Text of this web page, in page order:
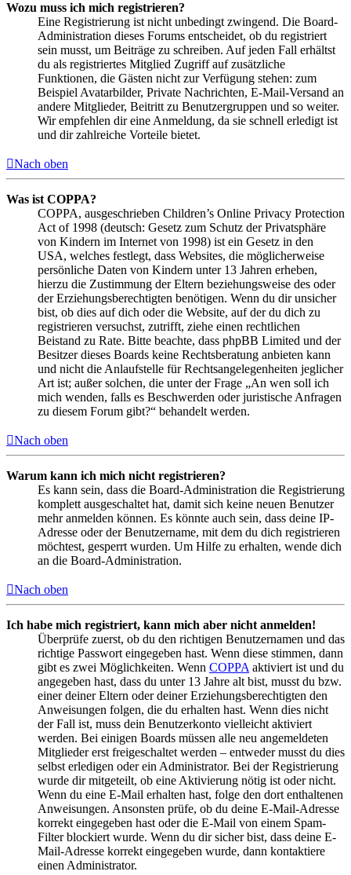
Wozu muss ich mich registrieren?
Eine Registrierung ist nicht unbedingt zwingend. Die Board-
Administration dieses Forums entscheidet, ob du registriert
sein musst, um Beiträge zu schreiben. Auf jeden Fall erhältst
du als registriertes Mitglied Zugriff auf zusätzliche
Funktionen, die Gästen nicht zur Verfügung stehen: zum
Beispiel Avatarbilder, Private Nachrichten, E-Mail-Versand an
andere Mitglieder, Beitritt zu Benutzergruppen und so weiter.
Wir empfehlen dir eine Anmeldung, da sie schnell erledigt ist
und dir zahlreiche Vorteile bietet.
Nach oben
Was ist COPPA?
COPPA, ausgeschrieben Children’s Online Privacy Protection
Act of 1998 (deutsch: Gesetz zum Schutz der Privatsphäre
von Kindern im Internet von 1998) ist ein Gesetz in den
USA, welches festlegt, dass Websites, die möglicherweise
persönliche Daten von Kindern unter 13 Jahren erheben,
hierzu die Zustimmung der Eltern beziehungsweise des oder
der Erziehungsberechtigten benötigen. Wenn du dir unsicher
bist, ob dies auf dich oder die Website, auf der du dich zu
registrieren versuchst, zutrifft, ziehe einen rechtlichen
Beistand zu Rate. Bitte beachte, dass phpBB Limited und der
Besitzer dieses Boards keine Rechtsberatung anbieten kann
und nicht die Anlaufstelle für Rechtsangelegenheiten jeglicher
Art ist; außer solchen, die unter der Frage „An wen soll ich
mich wenden, falls es Beschwerden oder juristische Anfragen
zu diesem Forum gibt?“ behandelt werden.
Nach oben
Warum kann ich mich nicht registrieren?
Es kann sein, dass die Board-Administration die Registrierung
komplett ausgeschaltet hat, damit sich keine neuen Benutzer
mehr anmelden können. Es könnte auch sein, dass deine IP-
Adresse oder der Benutzername, mit dem du dich registrieren
möchtest, gesperrt wurden. Um Hilfe zu erhalten, wende dich
an die Board-Administration.
Nach oben
Ich habe mich registriert, kann mich aber nicht anmelden!
Überprüfe zuerst, ob du den richtigen Benutzernamen und das
richtige Passwort eingegeben hast. Wenn diese stimmen, dann
gibt es zwei Möglichkeiten. Wenn COPPA aktiviert ist und du
angegeben hast, dass du unter 13 Jahre alt bist, musst du bzw.
einer deiner Eltern oder deiner Erziehungsberechtigten den
Anweisungen folgen, die du erhalten hast. Wenn dies nicht
der Fall ist, muss dein Benutzerkonto vielleicht aktiviert
werden. Bei einigen Boards müssen alle neu angemeldeten
Mitglieder erst freigeschaltet werden – entweder musst du dies
selbst erledigen oder ein Administrator. Bei der Registrierung
wurde dir mitgeteilt, ob eine Aktivierung nötig ist oder nicht.
Wenn du eine E-Mail erhalten hast, folge den dort enthaltenen
Anweisungen. Ansonsten prüfe, ob du deine E-Mail-Adresse
korrekt eingegeben hast oder die E-Mail von einem Spam-
Filter blockiert wurde. Wenn du dir sicher bist, dass deine E-
Mail-Adresse korrekt eingegeben wurde, dann kontaktiere
einen Administrator.